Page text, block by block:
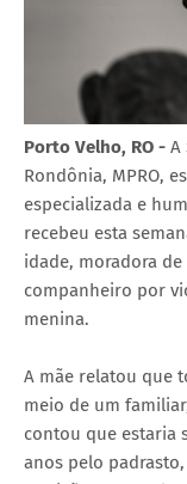
Porto Velho, RO - A
Rondônia, MPRO,
especializada e
recebeu esta
idade, moradora
companheiro por
menina.
A mãe relatou que
meio de um
contou que estaria
anos pelo